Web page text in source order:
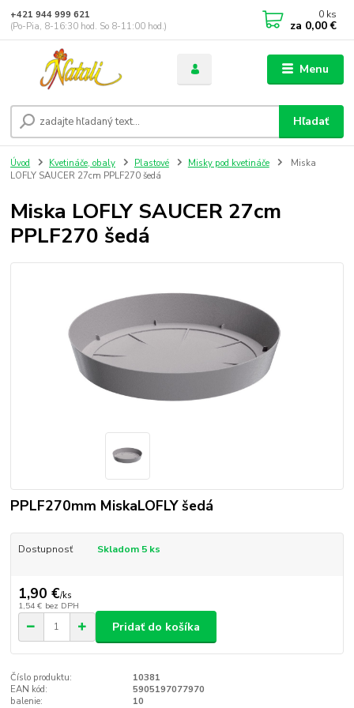
Menu
Hľadať
+421 944 999 621
(Po-Pia, 8-16:30 hod. So 8-11:00 hod.)
0 ks
za 0,00 €
Úvod Kvetináče, obaly Plastové Misky pod kvetináče
Miska
LOFLY SAUCER 27cm PPLF270 šedá
Miska LOFLY SAUCER 27cm
PPLF270 šedá
PPLF270mm MiskaLOFLY šedá
Dostupnosť Skladom 5 ks
1,90 €/ks
1,54 € bez DPH
Pridať do košíka
Číslo produktu:
10381
EAN kód:
5905197077970
balenie:
10